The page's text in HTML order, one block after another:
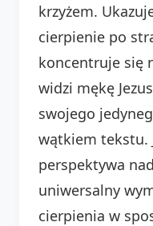
krzyżem.
cierpienie po
koncentruje się
widzi mękę
swojego
wątkiem tekstu.
perspektywa
uniwersalny
cierpienia w